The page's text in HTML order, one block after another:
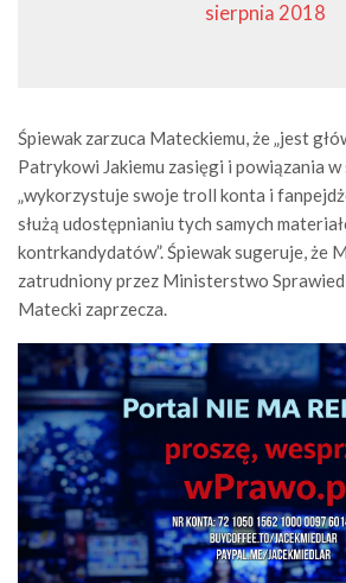
sierpnia 2018
Śpiewak zarzuca Mateckiemu, że „jest
Patrykowi Jakiemu zasięgi i powiązania w
„wykorzystuje swoje troll konta i
służą udostępnianiu tych samych
kontrkandydatów”. Śpiewak sugeruje, że
zatrudniony przez Ministerstwo
Matecki zaprzecza.